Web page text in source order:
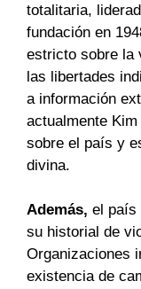
totalitaria,
fundación en
estricto sobre la
las libertades
a información
actualmente
sobre el país y
divina.
Además, el país
su historial de
Organizaciones
existencia de